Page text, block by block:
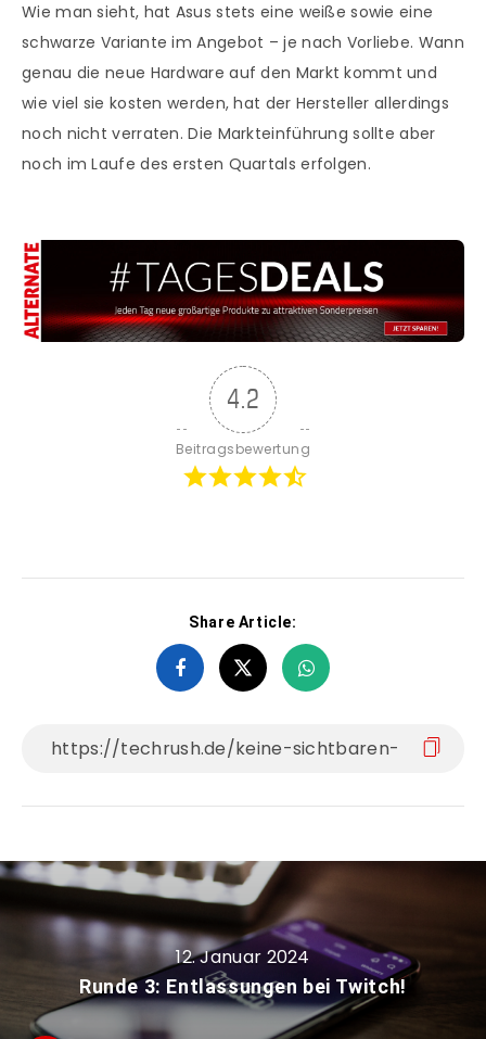
Wie man sieht, hat Asus stets eine weiße sowie eine
schwarze Variante im Angebot – je nach Vorliebe. Wann
genau die neue Hardware auf den Markt kommt und
wie viel sie kosten werden, hat der Hersteller allerdings
noch nicht verraten. Die Markteinführung sollte aber
noch im Laufe des ersten Quartals erfolgen.
4.2
Beitragsbewertung
Share Article:
12. Januar 2024
Runde 3: Entlassungen bei Twitch!